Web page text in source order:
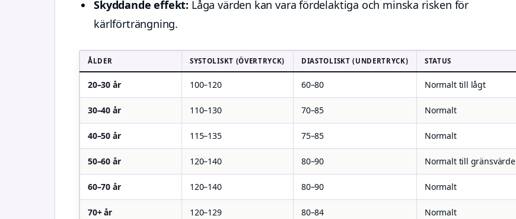
Skyddande effekt: Låga värden kan vara fördelaktiga och minska risken för
kärlförträngning.
ÅLDER SYSTOLISKT (ÖVERTRYCK) DIASTOLISKT (UNDERTRYCK) STATUS
20–30 år 100–120 60–80 Normalt till lågt
30–40 år 110–130 70–85 Normalt
40–50 år 115–135 75–85 Normalt
50–60 år 120–140 80–90 Normalt till gränsvärde
60–70 år 120–140 80–90 Normalt
70+ år 120–129 80–84 Normalt